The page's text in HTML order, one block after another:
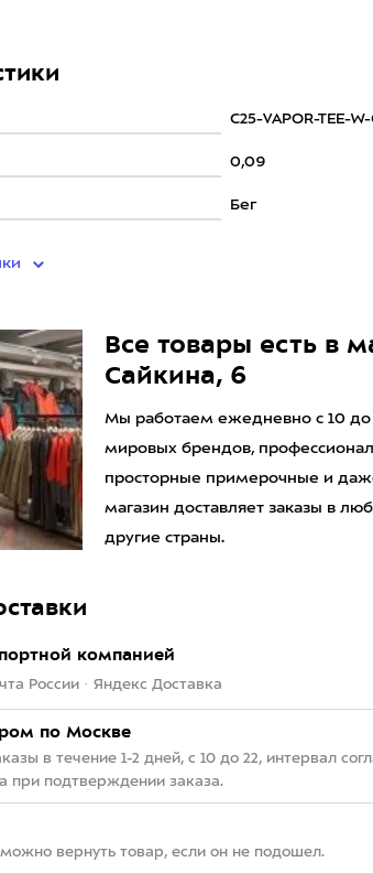
C25-VAPOR-TEE-W-
0,09
Бег
Все товары есть в
Сайкина, 6
Мы работаем ежедневно с 10 до
мировых брендов,
просторные примерочные и
магазин доставляет заказы в
другие страны.
компанией
России · Яндекс Доставка
по Москве
в течение 1-2 дней, с 10 до 22, интервал
при подтверждении заказа.
можно вернуть товар, если он не подошел.